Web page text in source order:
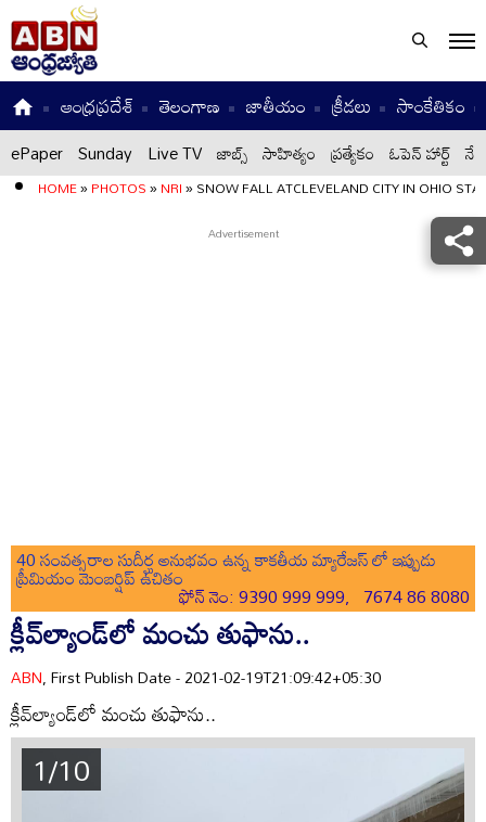
ఆంధ్రప్రదేశ్ తెలంగాణ జాతీయం క్రీడలు సాంకేతికం
ePaper Sunday Live TV జాబ్స్ సాహిత్యం ప్రత్యేకం ఓపెన్ హార్ట్
HOME»PHOTOS»NRI»SNOW FALL ATCLEVELAND CITY IN OHIO
40 సంవత్సరాల సుదీర్ఘ అనుభవం ఉన్న కాకతీయ మ్యారేజస్ లో ఇప్పుడు
ప్రీమియం మెంబర్షిప్ ఉచితం
ఫోన్ నెం: 9390 999 999, 7674 86 8080
క్లీవ్‌ల్యాండ్‌లో మంచు తుఫాను..
ABN, First Publish Date - 2021-02-19T21:09:42+05:30
క్లీవ్‌ల్యాండ్‌లో మంచు తుఫాను..
1/10